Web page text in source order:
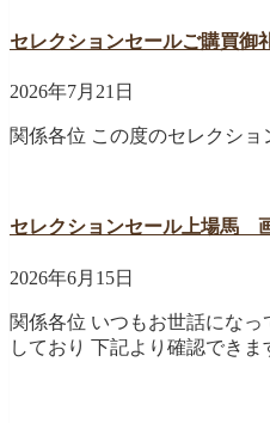
セレクションセールご購買御
2026年7月21日
関係各位 この度のセレクシ
セレクションセール上場馬
2026年6月15日
関係各位 いつもお世話にな
しており 下記より確認でき